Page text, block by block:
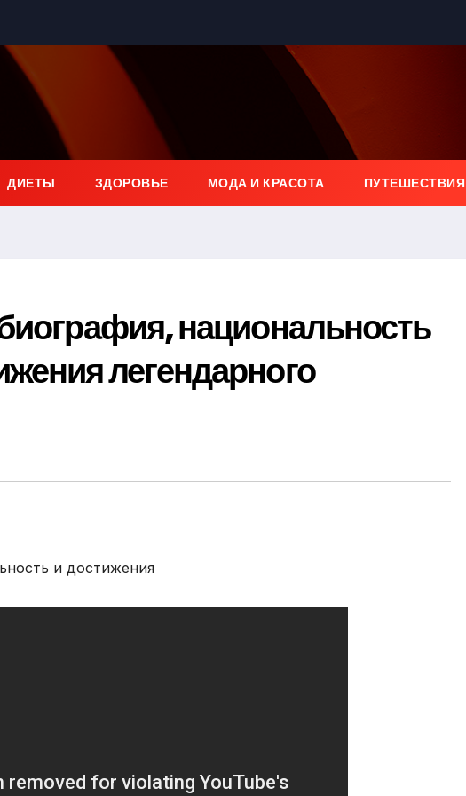
ДИЕТЫ ЗДОРОВЬЕ МОДА И КРАСОТА ПУТЕШЕСТВИЯ
национальность
легендарного